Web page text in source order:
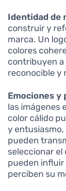
Identidad de
construir y
marca. Un
colores
contribuyen
reconocible y
Emociones y
las imágenes
color cálido
y
pueden
seleccionar el
pueden influir
perciben su